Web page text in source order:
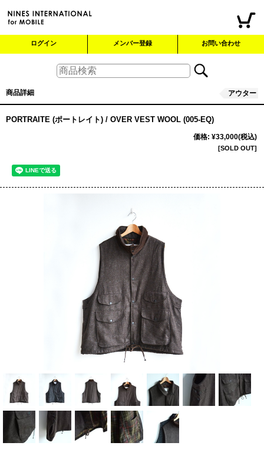
ログイン メンバー登録 お問い合わせ
商品詳細 アウター
PORTRAITE (ポートレイト) / OVER VEST WOOL (005-EQ)
価格: ¥33,000(税込)
[SOLD OUT]